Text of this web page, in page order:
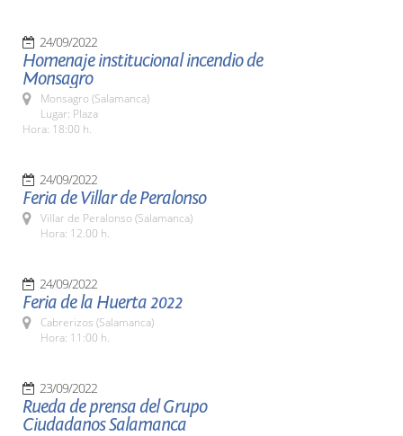
24/09/2022
Homenaje institucional incendio de
Monsagro
Monsagro (Salamanca)
Lugar: Plaza
Hora: 18:00 h.
24/09/2022
Feria de Villar de Peralonso
Villar de Peralonso (Salamanca)
Hora: 12.00 h.
24/09/2022
Feria de la Huerta 2022
Cabrerizos (Salamanca)
Hora: 11:00 h.
23/09/2022
Rueda de prensa del Grupo
Ciudadanos Salamanca